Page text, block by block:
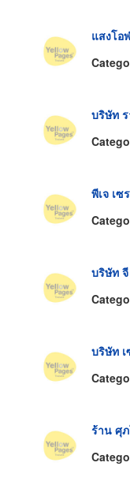
แสงโอ
บริษัท
พีเจ เซ
บริษัท จี
บริษัท
ร้าน ศุ